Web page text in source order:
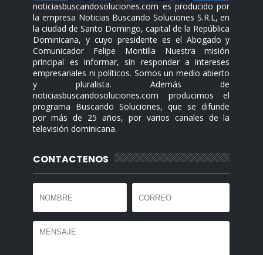
noticiasbuscandosoluciones.com es producido por
la empresa Noticias Buscando Soluciones S.R.L, en
la ciudad de Santo Domingo, capital de la República
Dominicana, y cuyo presidente es el Abogado y
Comunicador Felipe Montilla Nuestra misión
principal es informar, sin responder a intereses
empresariales ni políticos. Somos un medio abierto
y pluralista. Además de
noticiasbuscandosoluciones.com producimos el
programa Buscando Soluciones, que se difunde
por más de 25 años, por varios canales de la
televisión dominicana.
CONTACTENOS